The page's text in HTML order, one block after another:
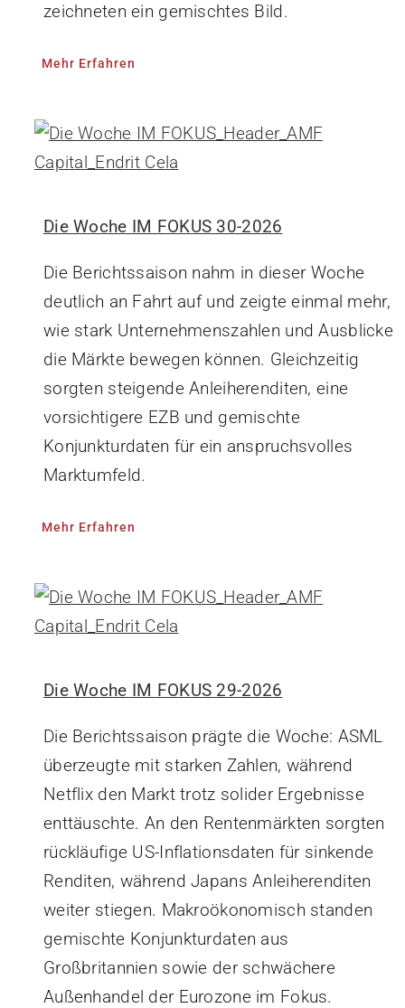
zeichneten ein gemischtes Bild.
Mehr Erfahren
Die Woche IM FOKUS 30-2026
Die Berichtssaison nahm in dieser Woche
deutlich an Fahrt auf und zeigte einmal mehr,
wie stark Unternehmenszahlen und Ausblicke
die Märkte bewegen können. Gleichzeitig
sorgten steigende Anleiherenditen, eine
vorsichtigere EZB und gemischte
Konjunkturdaten für ein anspruchsvolles
Marktumfeld.
Mehr Erfahren
Die Woche IM FOKUS 29-2026
Die Berichtssaison prägte die Woche: ASML
überzeugte mit starken Zahlen, während
Netflix den Markt trotz solider Ergebnisse
enttäuschte. An den Rentenmärkten sorgten
rückläufige US-Inflationsdaten für sinkende
Renditen, während Japans Anleiherenditen
weiter stiegen. Makroökonomisch standen
gemischte Konjunkturdaten aus
Großbritannien sowie der schwächere
Außenhandel der Eurozone im Fokus.